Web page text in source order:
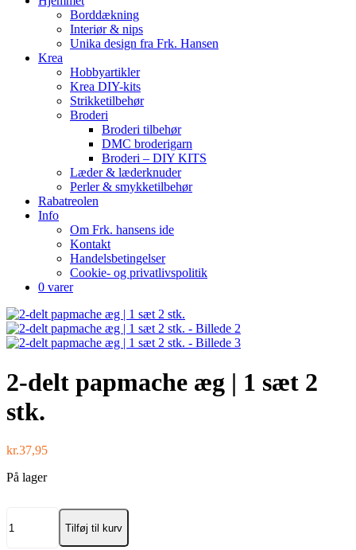
Borddækning
Interiør & nips
Unika design fra Frk. Hansen
Krea
Hobbyartikler
Krea DIY-kits
Strikketilbehør
Broderi
Broderi tilbehør
DMC broderigarn
Broderi – DIY KITS
Læder & læderknuder
Perler & smykketilbehør
Rabatreolen
Info
Om Frk. hansens ide
Kontakt
Handelsbetingelser
Cookie- og privatlivspolitik
0 varer
2-delt papmache æg | 1 sæt 2
stk.
kr.37,95
På lager
2-
Tilføj til kurv